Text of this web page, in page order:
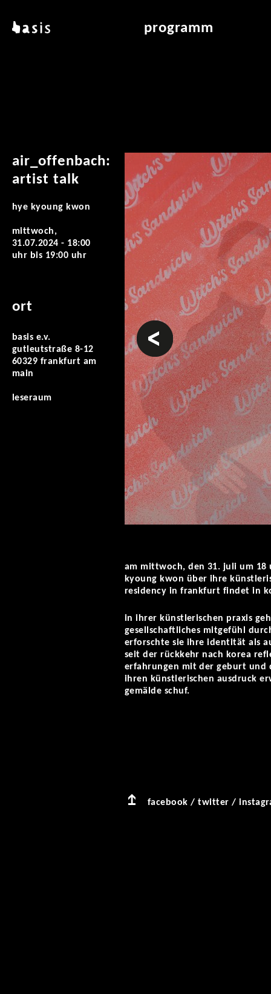
basis programm
air_offenbach:
artist talk
hye kyoung kwon
mittwoch,
31.07.2024 - 18:00
uhr bis 19:00 uhr
ort
basis e.v.
gutleutstraße 8-12
60329 frankfurt am
main
leseraum
vorheriges
am mittwoch, den 31. juli um
kyoung kwon über ihre
residency in frankfurt findet in
in ihrer künstlerischen praxis
gesellschaftliches mitgefühl
erforschte sie ihre identität als
seit der rückkehr nach korea
erfahrungen mit der geburt und
ihren künstlerischen ausdruck
gemälde schuf.
facebook /twitter /